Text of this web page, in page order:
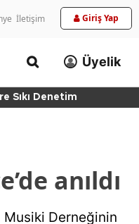
İletişim Giriş Yap
Üyelik
Sıkı Denetim
anıldı
Derneğinin